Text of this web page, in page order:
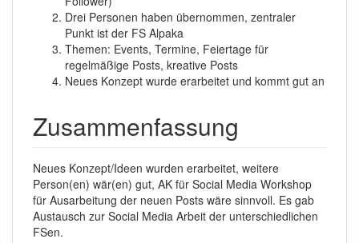
Drei Personen haben übernommen, zentraler
Punkt ist der FS Alpaka
Themen: Events, Termine, Feiertage für
regelmäßige Posts, kreative Posts
Neues Konzept wurde erarbeitet und kommt gut an
Zusammenfassung
Neues Konzept/Ideen wurden erarbeitet, weitere
Person(en) wär(en) gut, AK für Social Media Workshop
für Ausarbeitung der neuen Posts wäre sinnvoll. Es gab
Austausch zur Social Media Arbeit der unterschiedlichen
FSen.